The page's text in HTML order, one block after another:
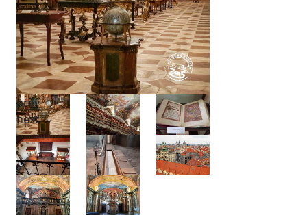
prev
next